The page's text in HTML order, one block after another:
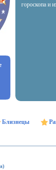
гороскопа и
Близнецы